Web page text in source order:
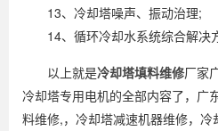
13、冷却塔噪声、振动治理;
14、循环冷却水系统综合解决方
以上就是冷却塔填料维修厂家
冷却塔专用电机的全部内容了，广
料维修,，冷却塔减速机器维修，